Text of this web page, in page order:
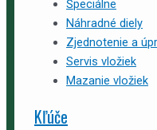
Špeciálne
Náhradné diely
Zjednotenie a
Servis vložiek
Mazanie vložiek
Kľúče